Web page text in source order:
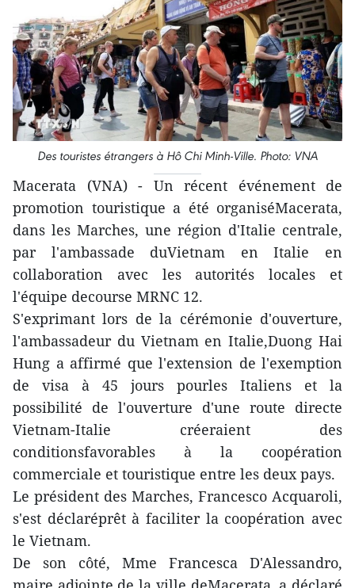
Des touristes étrangers à Hô Chi Minh-Ville. Photo: VNA
Macerata (VNA) - Un récent événement de
promotion touristique a été organiséMacerata,
dans les Marches, une région d'Italie centrale,
par l'ambassade duVietnam en Italie en
collaboration avec les autorités locales et
l'équipe decourse MRNC 12.
S'exprimant lors de la cérémonie d'ouverture,
l'ambassadeur du Vietnam en Italie,Duong Hai
Hung a affirmé que l'extension de l'exemption
de visa à 45 jours pourles Italiens et la
possibilité de l'ouverture d'une route directe
Vietnam-Italie créeraient des
conditionsfavorables à la coopération
commerciale et touristique entre les deux pays.
Le président des Marches, Francesco Acquaroli,
s'est déclaréprêt à faciliter la coopération avec
le Vietnam.
De son côté, Mme Francesca D'Alessandro,